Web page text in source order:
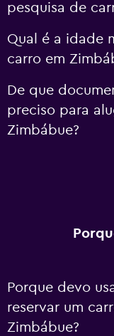
pesquisa de
Qual é a idade
carro em
De que
preciso para
Zimbábue?
Porque devo
reservar um
Zimbábue?